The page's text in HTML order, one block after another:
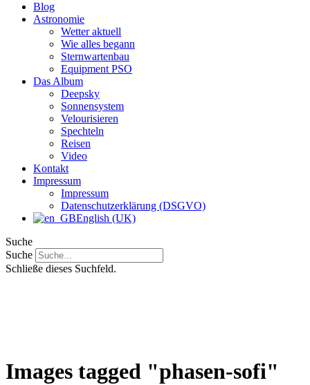
Blog
Astronomie
Wetter aktuell
Wie alles begann
Sternwartenbau
Equipment PSO
Das Album
Deepsky
Sonnensystem
Velourisieren
Spechteln
Reisen
Video
Kontakt
Impressum
Impressum
Datenschutzerklärung (DSGVO)
English (UK)
Suche
Suche
Schließe dieses Suchfeld.
Images tagged "phasen-sofi"